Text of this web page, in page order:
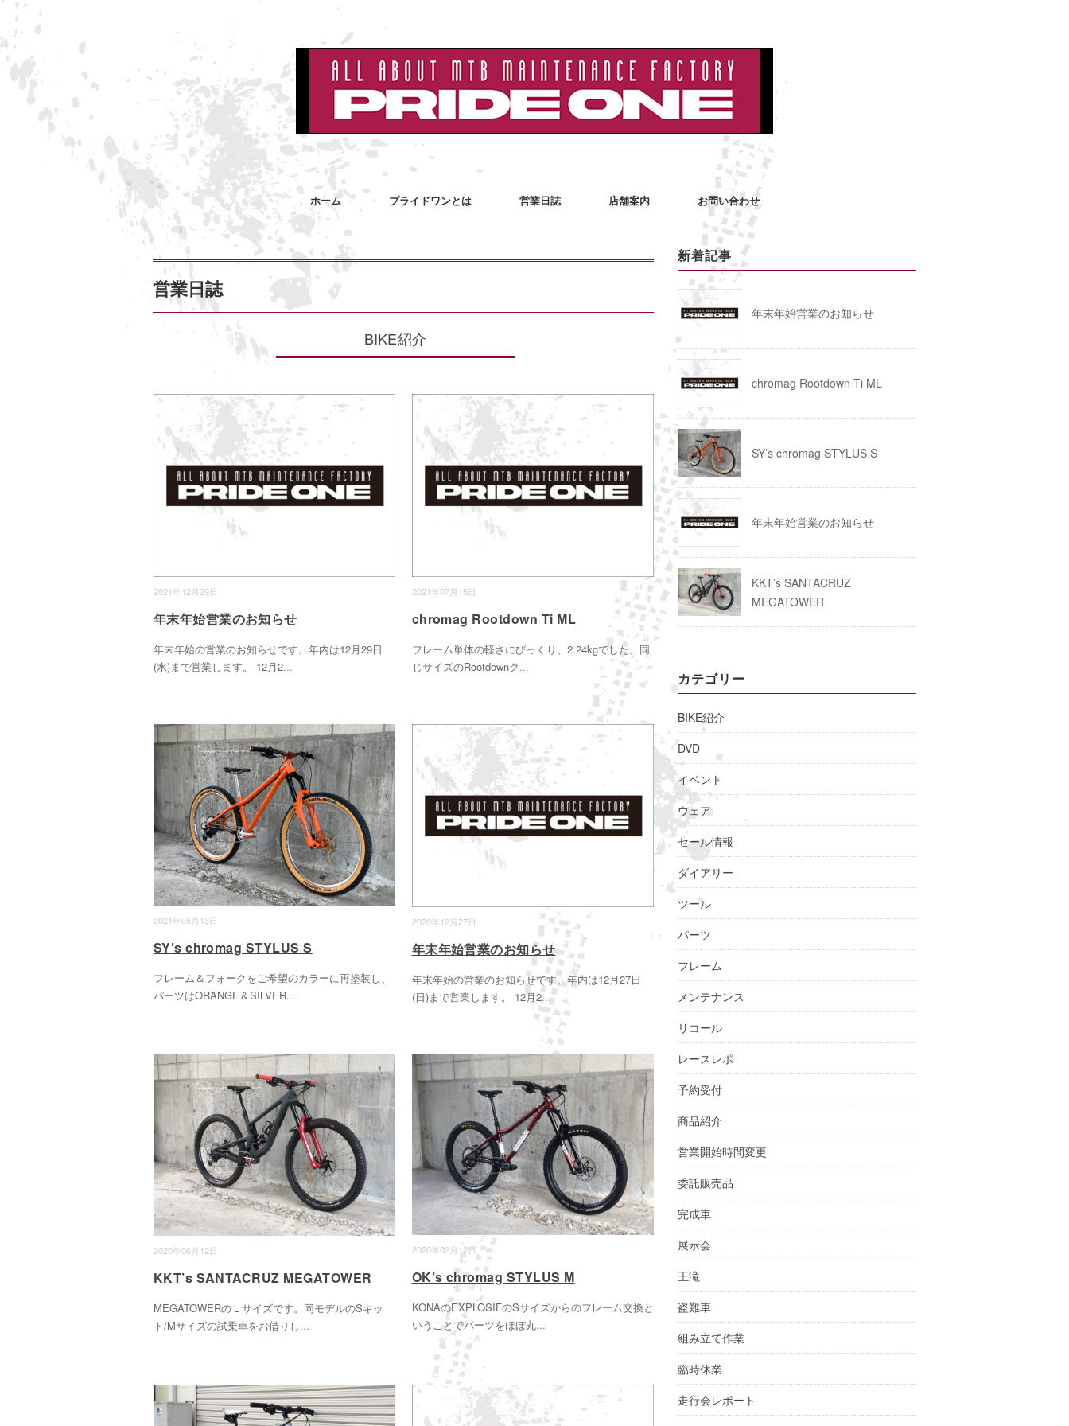
ホーム プライドワンとは 営業日誌 店舗案内 お問い合わせ
営業日誌
BIKE紹介
2021年12月29日
年末年始営業のお知らせ
年末年始の営業のお知らせです。年内は12月29日
(水)まで営業します。 12月2...
2021年07月15日
chromag Rootdown Ti ML
フレーム単体の軽さにびっくり、2.24kgでした。同
じサイズのRootdownク...
2021年05月13日
SY’s chromag STYLUS S
フレーム＆フォークをご希望のカラーに再塗装し、
パーツはORANGE＆SILVER...
2020年12月27日
年末年始営業のお知らせ
年末年始の営業のお知らせです。年内は12月27日
(日)まで営業します。 12月2...
2020年06月12日
KKT’s SANTACRUZ MEGATOWER
MEGATOWERのＬサイズです。同モデルのSキッ
ト/Mサイズの試乗車をお借りし...
2020年02月12日
OK’s chromag STYLUS M
KONAのEXPLOSIFのSサイズからのフレーム交換と
いうことでパーツをほぼ丸...
新着記事
年末年始営業のお知らせ
chromag Rootdown Ti ML
SY’s chromag STYLUS S
年末年始営業のお知らせ
KKT’s SANTACRUZ
MEGATOWER
カテゴリー
BIKE紹介
DVD
イベント
ウェア
セール情報
ダイアリー
ツール
パーツ
フレーム
メンテナンス
リコール
レースレポ
予約受付
商品紹介
営業開始時間変更
委託販売品
完成車
展示会
王滝
盗難車
組み立て作業
臨時休業
走行会レポート